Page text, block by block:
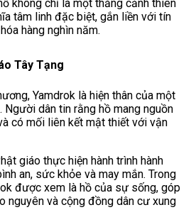
không chỉ là một thắng cảnh thiên
tâm linh đặc biệt, gắn liền với tín
hàng nghìn năm.
Tây Tạng
Yamdrok là hiện thân của một
Người dân tin rằng hồ mang nguồn
có mối liên kết mật thiết với vận
giáo thực hiện hành trình hành
an, sức khỏe và may mắn. Trong
được xem là hồ của sự sống, góp
nguyên và cộng đồng dân cư xung